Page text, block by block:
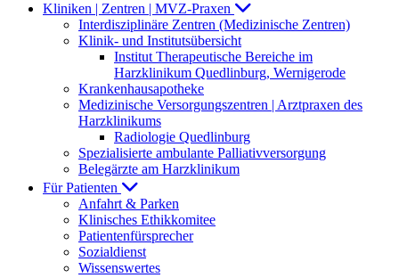
Kliniken | Zentren | MVZ-Praxen
Interdisziplinäre Zentren (Medizinische Zentren)
Klinik- und Institutsübersicht
Institut Therapeutische Bereiche im
Harzklinikum Quedlinburg, Wernigerode
Krankenhausapotheke
Medizinische Versorgungszentren | Arztpraxen des
Harzklinikums
Radiologie Quedlinburg
Spezialisierte ambulante Palliativversorgung
Belegärzte am Harzklinikum
Für Patienten
Anfahrt & Parken
Klinisches Ethikkomitee
Patientenfürsprecher
Sozialdienst
Wissenswertes